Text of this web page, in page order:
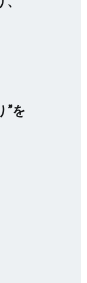
”を